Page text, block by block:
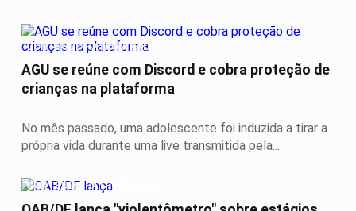
CONTEÚDO PATROCINADO
AGU se reúne com Discord e cobra proteção de
crianças na plataforma
No mês passado, uma adolescente foi induzida a tirar a
própria vida durante uma live transmitida pela...
CONTEÚDO PATROCINADO